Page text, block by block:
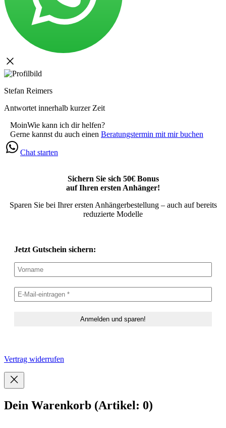
Stefan Reimers
Antwortet innerhalb kurzer Zeit
MoinWie kann ich dir helfen?
Gerne kannst du auch einen Beratungstermin mit mir buchen
Chat starten
Sichern Sie sich 50€ Bonus
auf Ihren ersten Anhänger!
Sparen Sie bei Ihrer ersten Anhängerbestellung – auch auf bereits
reduzierte Modelle
Jetzt Gutschein sichern:
Vertrag widerrufen
Dein Warenkorb (Artikel: 0)